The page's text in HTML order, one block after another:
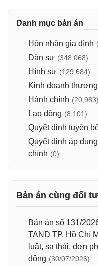
Danh mục bản án
Hôn nhân gia đình
Dân sự (348,068)
Hình sự (129,684)
Kinh doanh
Hành chính (20,983)
Lao động (8,101)
Quyết định tuyên
Quyết định áp
chính (0)
Bản án cùng đối
Bản án số 131/
TAND TP. Hồ Chí
luật, sa thải, đơn
động (30/07/2026)